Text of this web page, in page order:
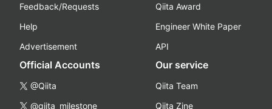
Feedback/Requests
Help
Advertisement
Qiita Award
Engineer White Paper
API
Official Accounts
@Qiita
@qiita_milestone
Our service
Qiita Team
Qiita Zine